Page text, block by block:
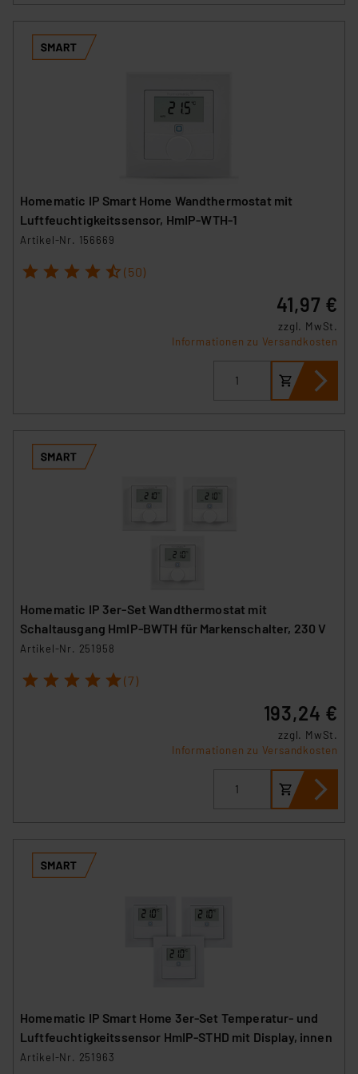
Homematic IP Smart Home Wandthermostat mit
Luftfeuchtigkeitssensor, HmIP-WTH-1
Artikel-Nr. 156669
1 2 3 4 5 (50)
41,97 €
zzgl. MwSt.
Informationen zu Versandkosten
Homematic IP 3er-Set Wandthermostat mit
Schaltausgang HmIP-BWTH für Markenschalter, 230 V
Artikel-Nr. 251958
1 2 3 4 5 (7)
193,24 €
zzgl. MwSt.
Informationen zu Versandkosten
Homematic IP Smart Home 3er-Set Temperatur- und
Luftfeuchtigkeitssensor HmIP-STHD mit Display, innen
Artikel-Nr. 251963